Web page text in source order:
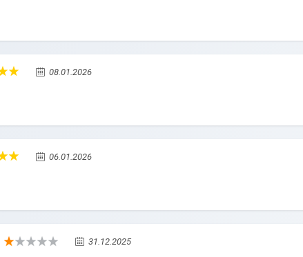
08.01.2026
06.01.2026
31.12.2025